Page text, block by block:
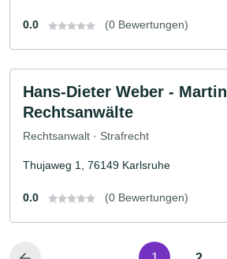
0.0 (0 Bewertungen)
Hans-Dieter Weber - Martin
Rechtsanwälte
Rechtsanwalt · Strafrecht
Thujaweg 1, 76149 Karlsruhe
0.0 (0 Bewertungen)